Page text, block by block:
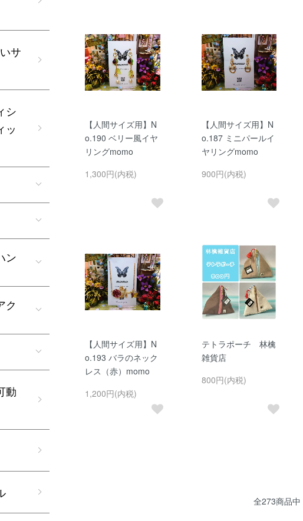
【人間サイズ用】N
o.190 ベリー風イヤ
リングmomo
1,300円(内税)
【人間サイズ用】N
o.187 ミニパールイ
ヤリングmomo
900円(内税)
【人間サイズ用】N
o.193 バラのネック
レス（赤）momo
1,200円(内税)
テトラポーチ 林檎
雑貨店
800円(内税)
全273商品中
サ
シ
ッ
ン
ク
動